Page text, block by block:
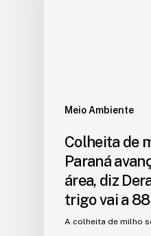
Meio Ambiente
Colheita de
Paraná
área, diz
trigo vai a
A colheita de milho